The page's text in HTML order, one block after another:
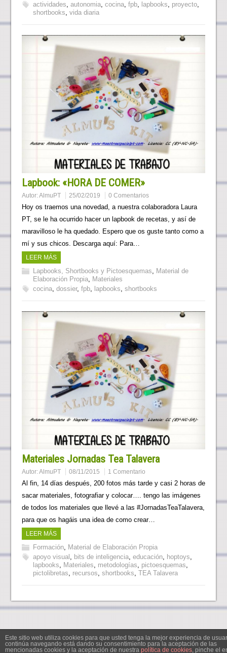
actividades, autonomia, cocina, fpb, lapbooks, proyecto,
shortbooks, vida diaria
Lapbook: «HORA DE COMER»
Autor:AlmuPT 25/02/2019 0 Comentarios
Hoy os traemos una novedad, a nuestra colaboradora Laura
PT, se le ha ocurrido hacer un lapbook de recetas, y así de
maravilloso le ha quedado. Espero que os guste tanto como a
mí y sus chicos. Descarga aquí: Para…
LEER MÁS
Lapbooks, Shortbooks y Pictoesquemas, Material de
Elaboración Propia, Materiales
cocina, dossier, fpb, lapbooks, shortbooks
Materiales Jornadas Tea Talavera
Autor:AlmuPT 08/11/2015 1 Comentario
Al fin, 14 días después, 200 fotos más tarde y casi 2 horas de
sacar materiales, fotografiar y colocar…. tengo las imágenes
de todos los materiales que llevé a las #JornadasTeaTalavera,
para que os hagáis una idea de como crear…
LEER MÁS
Formación, Material de Elaboración Propia
apoyo visual , bits de inteligencia, educación, hoptoys,
lapbooks, Materiales, metodologías, pictoesquemas,
pictolibretas, recursos, shortbooks, TEA Talavera
Este sitio web utiliza cookies para que usted tenga la mejor experiencia de
continúa navegando está dando su consentimiento para la aceptación de las
mencionadas cookies y la aceptación de nuestra política de cookies, pinche el